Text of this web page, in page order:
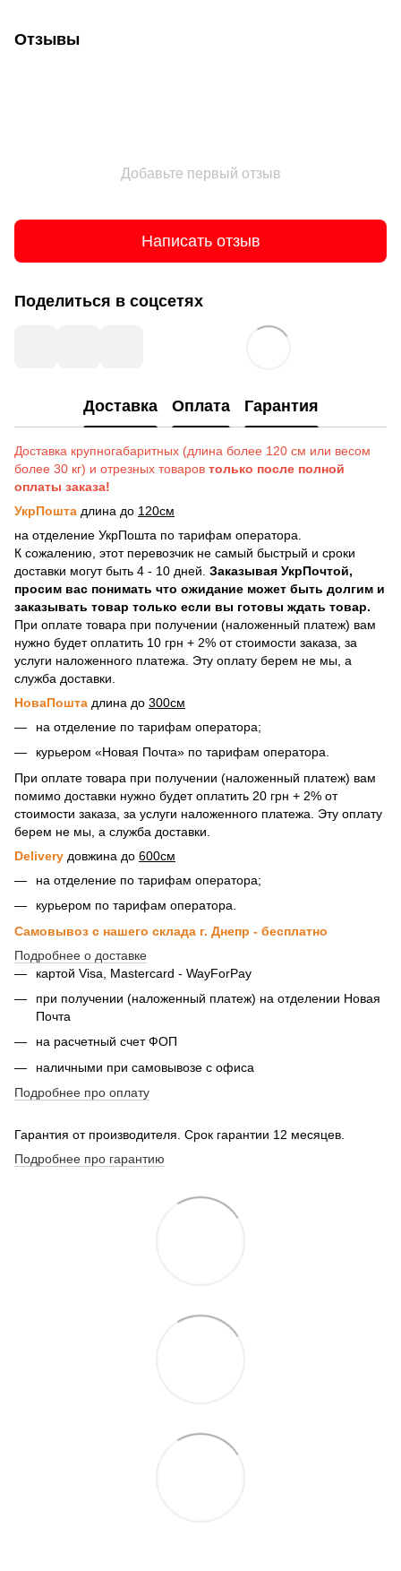
Отзывы
Добавьте первый отзыв
Написать отзыв
Поделиться в соцсетях
Доставка Оплата Гарантия
Доставка крупногабаритных (длина более 120 см или весом
более 30 кг) и отрезных товаров только после полной
оплаты заказа!
УкрПошта длина до 120см
на отделение УкрПошта по тарифам оператора.
К сожалению, этот перевозчик не самый быстрый и сроки
доставки могут быть 4 - 10 дней. Заказывая УкрПочтой,
просим вас понимать что ожидание может быть долгим и
заказывать товар только если вы готовы ждать товар.
При оплате товара при получении (наложенный платеж) вам
нужно будет оплатить 10 грн + 2% от стоимости заказа, за
услуги наложенного платежа. Эту оплату берем не мы, а
служба доставки.
НоваПошта длина до 300см
на отделение по тарифам оператора;
курьером «Новая Почта» по тарифам оператора.
При оплате товара при получении (наложенный платеж) вам
помимо доставки нужно будет оплатить 20 грн + 2% от
стоимости заказа, за услуги наложенного платежа. Эту оплату
берем не мы, а служба доставки.
Delivery довжина до 600см
на отделение по тарифам оператора;
курьером по тарифам оператора.
Самовывоз с нашего склада г. Днепр - бесплатно
Подробнее о доставке
картой Visa, Mastercard - WayForPay
при получении (наложенный платеж) на отделении Новая
Почта
на расчетный счет ФОП
наличными при самовывозе с офиса
Подробнее про оплату
Гарантия от производителя. Срок гарантии 12 месяцев.
Подробнее про гарантию